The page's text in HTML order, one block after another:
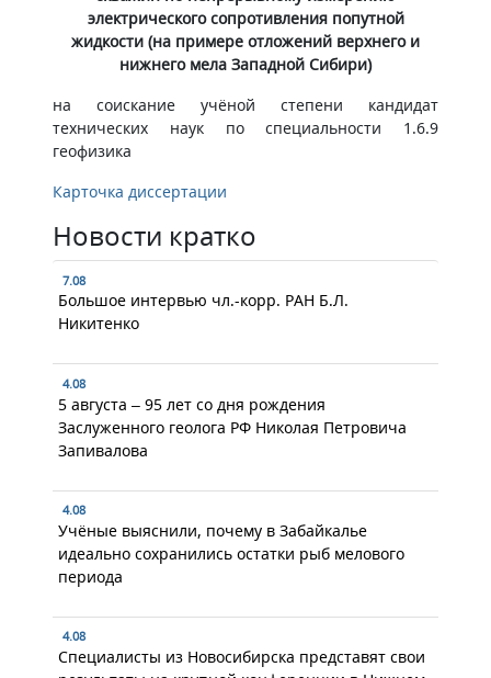
электрического сопротивления попутной
жидкости (на примере отложений верхнего и
нижнего мела Западной Сибири)
на соискание учёной степени кандидат
технических наук по специальности 1.6.9
геофизика
Карточка диссертации
Новости кратко
7.08
Большое интервью чл.-корр. РАН Б.Л.
Никитенко
4.08
5 августа – 95 лет со дня рождения
Заслуженного геолога РФ Николая Петровича
Запивалова
4.08
Учёные выяснили, почему в Забайкалье
идеально сохранились остатки рыб мелового
периода
4.08
Специалисты из Новосибирска представят свои